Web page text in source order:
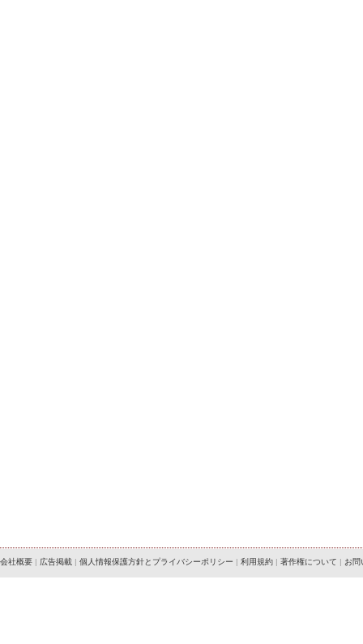
会社概要 | 広告掲載 | 個人情報保護方針とプライバシーポリシー | 利用規約 | 著作権について | お問